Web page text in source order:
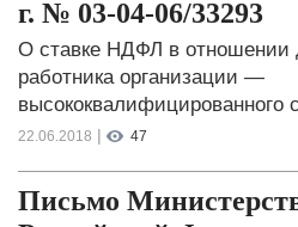
г. № 03-04-06/33293
О ставке НДФЛ в отношении
работника организации —
высококвалифицированного
22.06.2018 | 47
Письмо